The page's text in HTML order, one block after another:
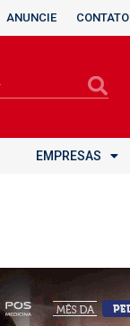
ANUNCIE CONTATO
EMPRESAS